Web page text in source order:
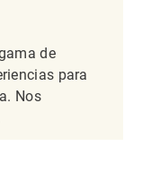
de
para
Nos